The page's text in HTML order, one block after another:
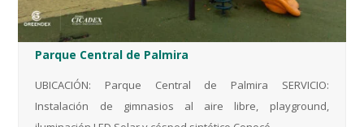
Parque Central de Palmira
UBICACIÓN: Parque Central de Palmira SERVICIO:
Instalación de gimnasios al aire libre, playground,